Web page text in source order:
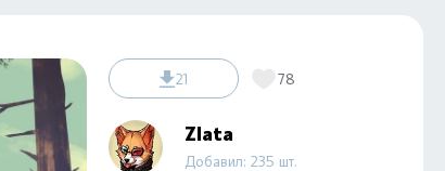
21 78
Zlata
Добавил: 235 шт.